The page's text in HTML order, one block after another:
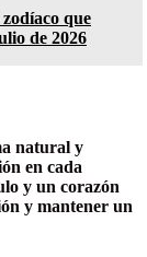
que
de 2026
natural y
en cada
y un corazón
y mantener un